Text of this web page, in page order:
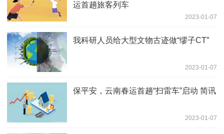
运首趟旅客列车
2023-01-07
我科研人员给大型文物古迹做“缪子CT”
2023-01-07
保平安，云南春运首趟“扫雷车”启动 简讯
2023-01-07